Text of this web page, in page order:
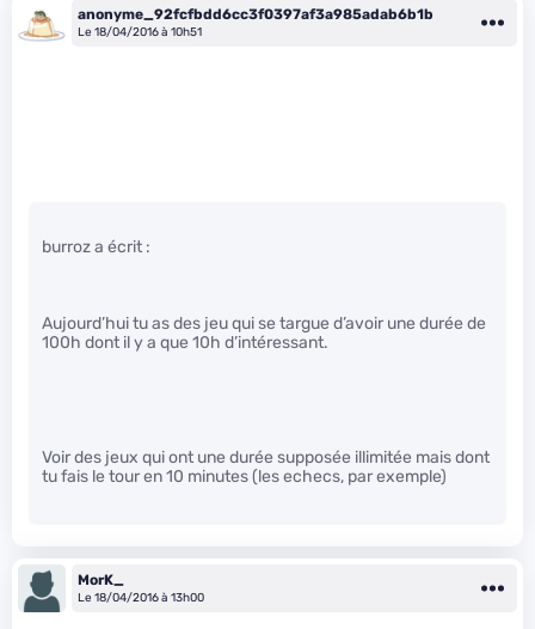
anonyme_92fcfbdd6cc3f0397af3a985adab6b1b
Le 18/04/2016 à 10h51
burroz a écrit :
Aujourd’hui tu as des jeu qui se targue d’avoir une durée de
100h dont il y a que 10h d’intéressant.
Voir des jeux qui ont une durée supposée illimitée mais dont
tu fais le tour en 10 minutes (les echecs, par exemple)
MorK_
Le 18/04/2016 à 13h00